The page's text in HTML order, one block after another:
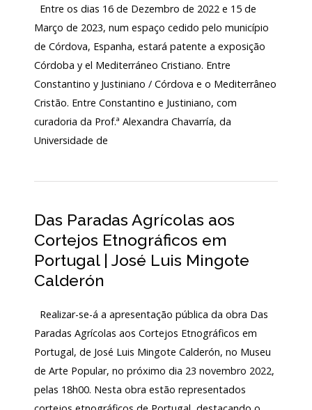
Entre os dias 16 de Dezembro de 2022 e 15 de
Março de 2023, num espaço cedido pelo município
de Córdova, Espanha, estará patente a exposição
Córdoba y el Mediterráneo Cristiano. Entre
Constantino y Justiniano / Córdova e o Mediterrâneo
Cristão. Entre Constantino e Justiniano, com
curadoria da Prof.ª Alexandra Chavarría, da
Universidade de
Das Paradas Agrícolas aos
Cortejos Etnográficos em
Portugal | José Luis Mingote
Calderón
Realizar-se-á a apresentação pública da obra Das
Paradas Agrícolas aos Cortejos Etnográficos em
Portugal, de José Luis Mingote Calderón, no Museu
de Arte Popular, no próximo dia 23 novembro 2022,
pelas 18h00. Nesta obra estão representados